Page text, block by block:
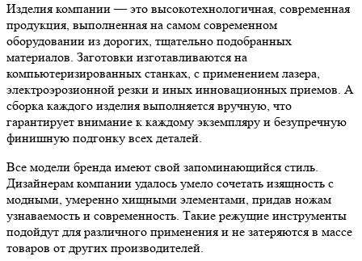
Изделия компании — это высокотехнологичная, современная
продукция, выполненная на самом современном
оборудовании из дорогих, тщательно подобранных
материалов. Заготовки изготавливаются на
компьютеризированных станках, с применением лазера,
электроэрозионной резки и иных инновационных приемов. А
сборка каждого изделия выполняется вручную, что
гарантирует внимание к каждому экземпляру и безупречную
финишную подгонку всех деталей.
Все модели бренда имеют свой запоминающийся стиль.
Дизайнерам компании удалось умело сочетать изящность с
модными, умеренно хищными элементами, придав ножам
узнаваемость и современность. Такие режущие инструменты
подойдут для различного применения и не затеряются в массе
товаров от других производителей.